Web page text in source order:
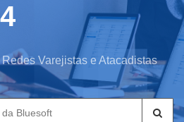
Varejistas e Atacadistas